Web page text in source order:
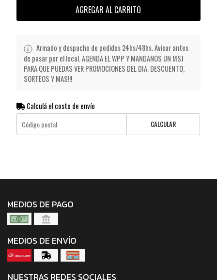
AGREGAR AL CARRITO
Armado y despacho de pedidos 24hs/48hs. Avisar antes
de pasar por el local. AGENDA EL WPP Y MANDANOS UN MSJ
PARA QUE PUEDAS VER PROMOCIONES DEL DIA, DESCUENTO,
SORTEOS Y MAS!!!
Calculá el costo de envío
CALCULAR
MEDIOS DE PAGO
MEDIOS DE ENVÍO
NUESTRAS REDES SOCIALES